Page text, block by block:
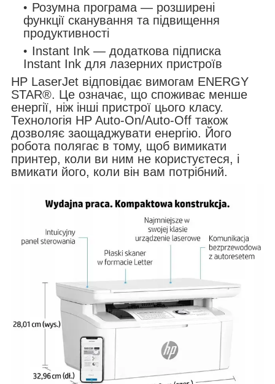
Розумна програма — розширені
функції сканування та підвищення
продуктивності
Instant Ink — додаткова підписка
Instant Ink для лазерних пристроїв
HP LaserJet відповідає вимогам ENERGY
STAR®. Це означає, що споживає менше
енергії, ніж інші пристрої цього класу.
Технологія HP Auto-On/Auto-Off також
дозволяє заощаджувати енергію. Його
робота полягає в тому, щоб вимикати
принтер, коли ви ним не користуєтеся, і
вмикати його, коли він вам потрібний.